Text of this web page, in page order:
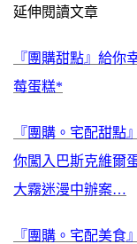
延伸閱讀文章
『團購甜點』給
莓蛋糕*
『團購。宅配甜點
你闖入巴斯克維爾
大霧迷漫中辦案…
『團購。宅配美食